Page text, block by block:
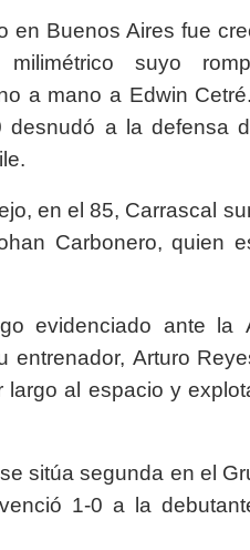
en Buenos Aires fue
suyo
a mano a Edwin
a la defensa
en el 85, Carrascal
Carbonero, quien
evidenciado ante la
Arturo
al espacio y
sitúa segunda en el
1-0 a la